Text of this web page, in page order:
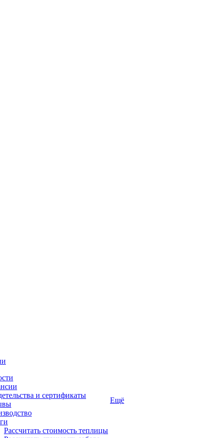
и сертификаты
Рассчитать стоимость теплицы
Ещё